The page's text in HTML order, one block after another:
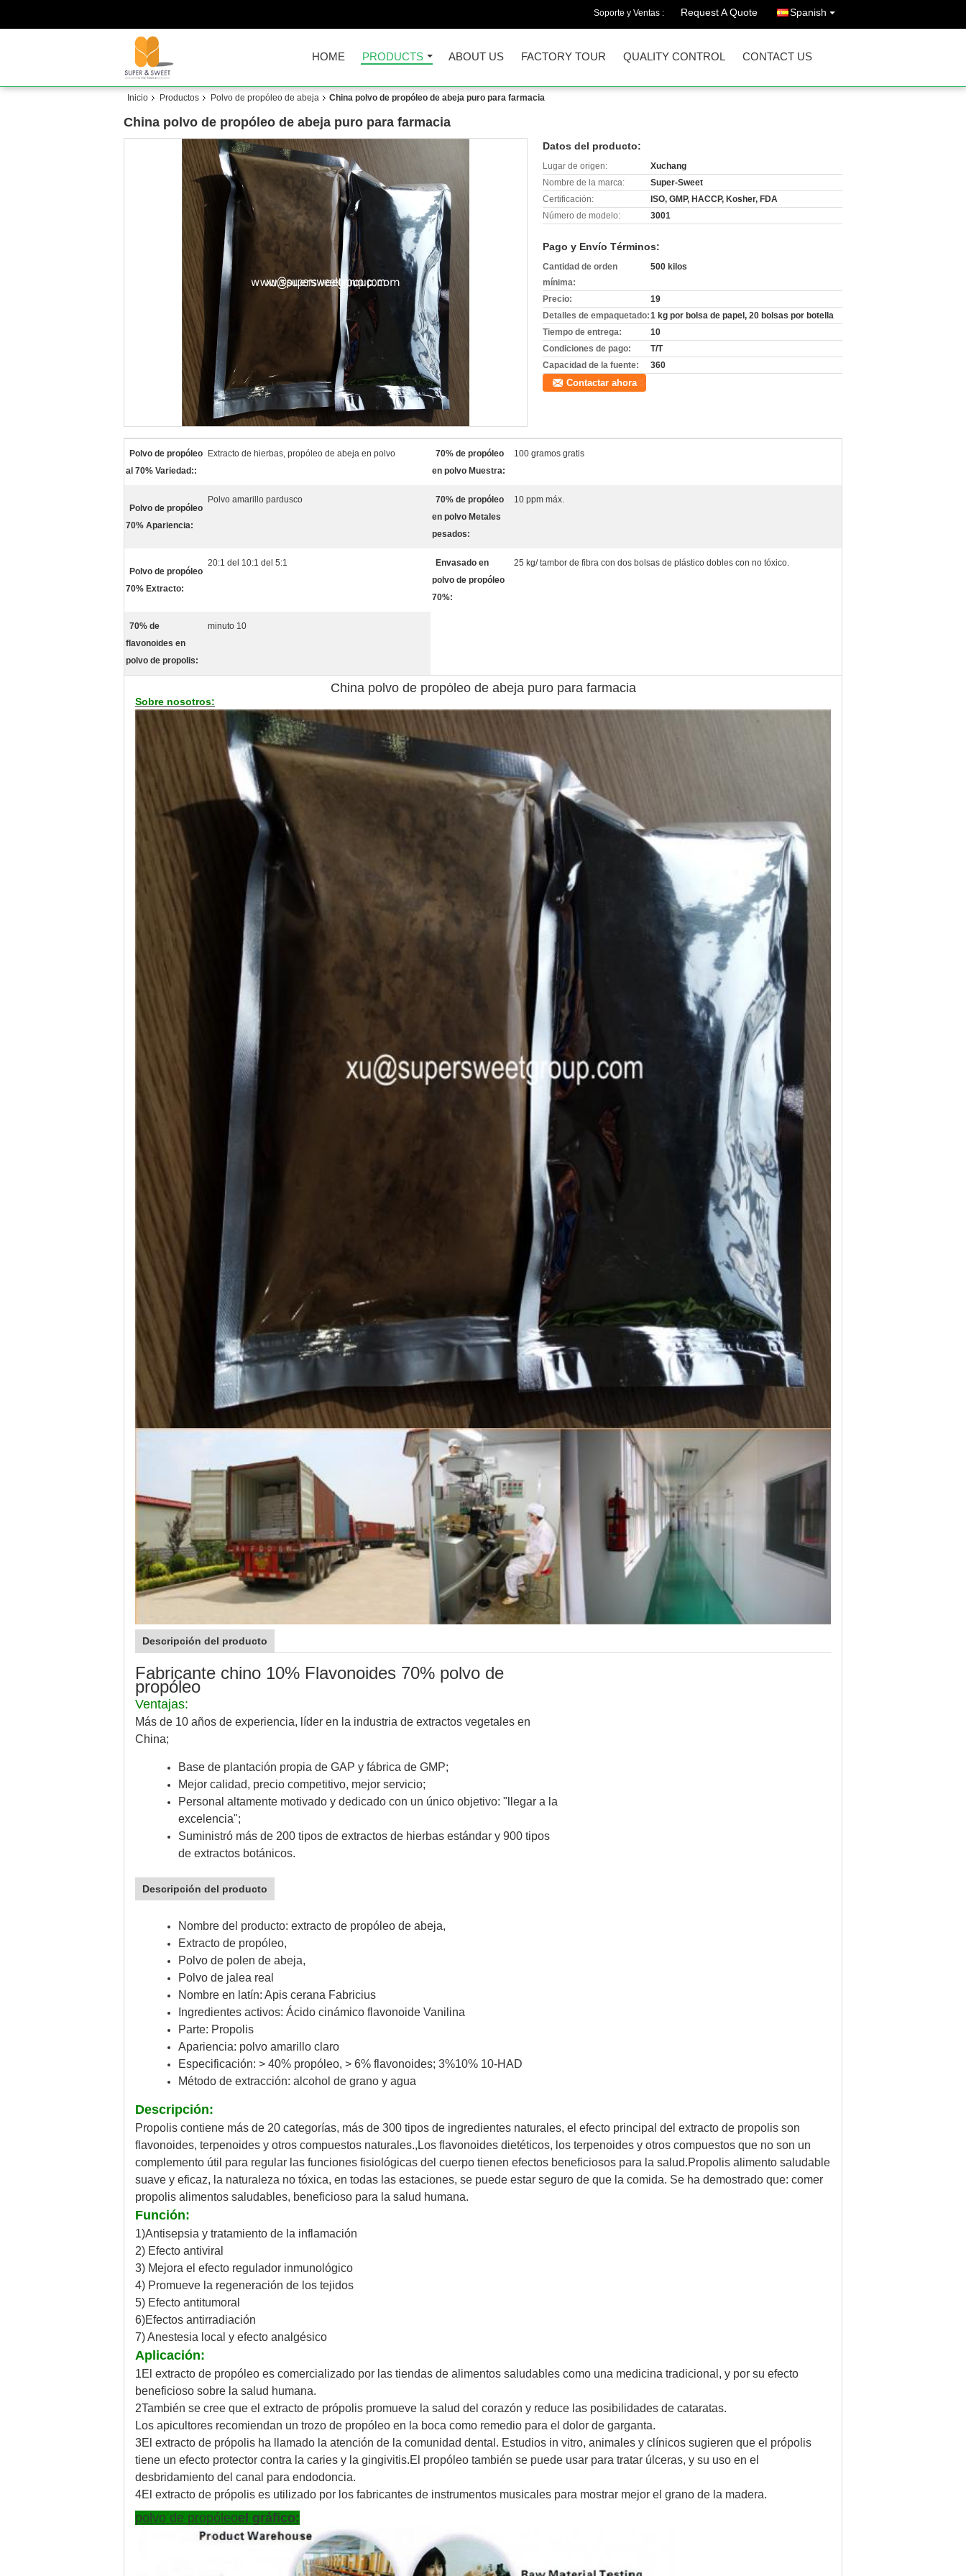
Soporte y Ventas : Request A Quote Spanish
HOME PRODUCTS ABOUT US FACTORY TOUR QUALITY CONTROL CONTACT US
Inicio Productos Polvo de propóleo de abeja China polvo de propóleo de abeja puro para farmacia
China polvo de propóleo de abeja puro para farmacia
Datos del producto:
Lugar de origen:
Xuchang
Nombre de la marca:
Super-Sweet
Certificación:
ISO, GMP, HACCP, Kosher, FDA
Número de modelo:
3001
Pago y Envío Términos:
Cantidad de orden
mínima:
500 kilos
Precio:
19
Detalles de empaquetado:1 kg por bolsa de papel, 20 bolsas por botella
Tiempo de entrega:
10
Condiciones de pago:
T/T
Capacidad de la fuente:
360
Contactar ahora
Polvo de propóleo
al 70% Variedad::
Extracto de hierbas, propóleo de abeja en polvo
70% de propóleo
en polvo Muestra:
100 gramos gratis
Polvo de propóleo
70% Apariencia:
Polvo amarillo pardusco
70% de propóleo
en polvo Metales
pesados:
10 ppm máx.
Polvo de propóleo
70% Extracto:
20:1 del 10:1 del 5:1
Envasado en
polvo de propóleo
70%:
25 kg/ tambor de fibra con dos bolsas de plástico dobles con no tóxico.
70% de
flavonoides en
polvo de propolis:
minuto 10
China polvo de propóleo de abeja puro para farmacia
Sobre nosotros:
Descripción del producto
Fabricante chino 10% Flavonoides 70% polvo de
propóleo
Ventajas:
Más de 10 años de experiencia, líder en la industria de extractos vegetales en
China;
Base de plantación propia de GAP y fábrica de GMP;
Mejor calidad, precio competitivo, mejor servicio;
Personal altamente motivado y dedicado con un único objetivo: "llegar a la
excelencia";
Suministró más de 200 tipos de extractos de hierbas estándar y 900 tipos
de extractos botánicos.
Descripción del producto
Nombre del producto: extracto de propóleo de abeja,
Extracto de propóleo,
Polvo de polen de abeja,
Polvo de jalea real
Nombre en latín: Apis cerana Fabricius
Ingredientes activos: Ácido cinámico flavonoide Vanilina
Parte: Propolis
Apariencia: polvo amarillo claro
Especificación: > 40% propóleo, > 6% flavonoides; 3%10% 10-HAD
Método de extracción: alcohol de grano y agua
Descripción:
Propolis contiene más de 20 categorías, más de 300 tipos de ingredientes naturales, el efecto principal del extracto de propolis son
flavonoides, terpenoides y otros compuestos naturales.,Los flavonoides dietéticos, los terpenoides y otros compuestos que no son un
complemento útil para regular las funciones fisiológicas del cuerpo tienen efectos beneficiosos para la salud.Propolis alimento saludable
suave y eficaz, la naturaleza no tóxica, en todas las estaciones, se puede estar seguro de que la comida. Se ha demostrado que: comer
propolis alimentos saludables, beneficioso para la salud humana.
Función:
1)Antisepsia y tratamiento de la inflamación
2) Efecto antiviral
3) Mejora el efecto regulador inmunológico
4) Promueve la regeneración de los tejidos
5) Efecto antitumoral
6)Efectos antirradiación
7) Anestesia local y efecto analgésico
Aplicación:
1El extracto de propóleo es comercializado por las tiendas de alimentos saludables como una medicina tradicional, y por su efecto
beneficioso sobre la salud humana.
2También se cree que el extracto de própolis promueve la salud del corazón y reduce las posibilidades de cataratas.
Los apicultores recomiendan un trozo de propóleo en la boca como remedio para el dolor de garganta.
3El extracto de própolis ha llamado la atención de la comunidad dental. Estudios in vitro, animales y clínicos sugieren que el própolis
tiene un efecto protector contra la caries y la gingivitis.El propóleo también se puede usar para tratar úlceras, y su uso en el
desbridamiento del canal para endodoncia.
4El extracto de própolis es utilizado por los fabricantes de instrumentos musicales para mostrar mejor el grano de la madera.
polvo de propóleoel gráfico: